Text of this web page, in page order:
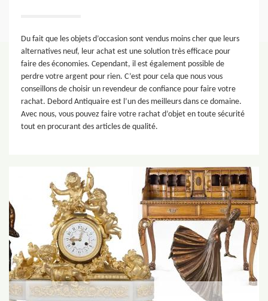
Du fait que les objets d’occasion sont vendus moins cher que leurs
alternatives neuf, leur achat est une solution très efficace pour
faire des économies. Cependant, il est également possible de
perdre votre argent pour rien. C’est pour cela que nous vous
conseillons de choisir un revendeur de confiance pour faire votre
rachat. Debord Antiquaire est l’un des meilleurs dans ce domaine.
Avec nous, vous pouvez faire votre rachat d’objet en toute sécurité
tout en procurant des articles de qualité.